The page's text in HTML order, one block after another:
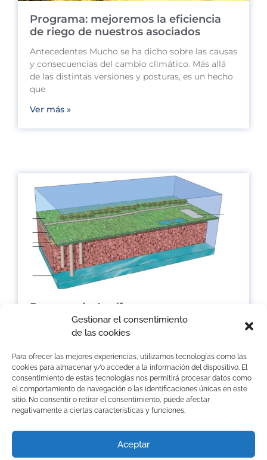
Gestionar el consentimiento
de las cookies
Para ofrecer las mejores experiencias, utilizamos tecnologías como las
cookies para almacenar y/o acceder a la información del dispositivo. El
consentimiento de estas tecnologías nos permitirá procesar datos como
el comportamiento de navegación o las identificaciones únicas en este
sitio. No consentir o retirar el consentimiento, puede afectar
negativamente a ciertas características y funciones.
Aceptar
Programa: mejoremos la eficiencia
de riego de nuestros asociados
Antecedentes Mucho se ha dicho sobre las causas
y consecuencias del cambio climático. Más allá
de las distintas versiones y posturas, es un hecho
que
Ver más »
Recarga de Acuíferos
La Sociedad del Canal de Maipo (SCM), en su
constante preocupación por buscar la mayor
eficiencia en el uso del recurso hídrico, está
implementando un
Ver más »
« Anterior 1 2 Próximo »